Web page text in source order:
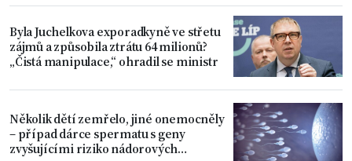
Byla Juchelkova exporadkyně ve střetu
zájmů a způsobila ztrátu 64 milionů?
„Čistá manipulace,“ ohradil se ministr
Několik dětí zemřelo, jiné onemocněly
– případ dárce spermatu s geny
zvyšujícími riziko nádorových